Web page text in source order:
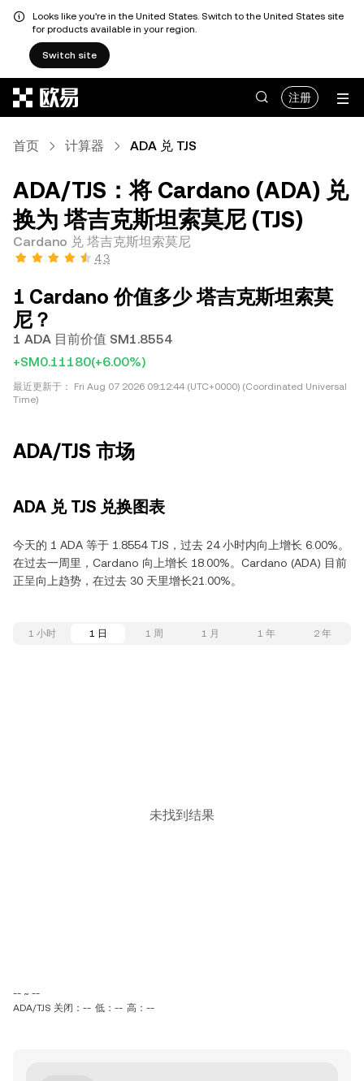
Looks like you're in the United States. Switch to the United States site
for products available in your region.
Switch site
注册
首页 计算器 ADA 兑 TJS
ADA/TJS：将 Cardano (ADA) 兑
换为 塔吉克斯坦索莫尼 (TJS)
Cardano 兑 塔吉克斯坦索莫尼
4.3
1 Cardano 价值多少 塔吉克斯坦索莫
尼？
1 ADA 目前价值 SM1.8554
+SM0.11180(+6.00%)
最近更新于：
Fri Aug 07 2026 09:12:44 (UTC+0000) (Coordinated Universal
Time)
ADA/TJS 市场
ADA 兑 TJS 兑换图表
今天的 1 ADA 等于 1.8554 TJS，过去 24 小时内向上增长 6.00%。
在过去一周里，Cardano 向上增长 18.00%。Cardano (ADA) 目前
正呈向上趋势，在过去 30 天里增长21.00%。
1 小时 1 日 1 周 1 月 1 年 2 年
未找到结果
-- ~ --
ADA/TJS 关闭：-- 低：-- 高：--